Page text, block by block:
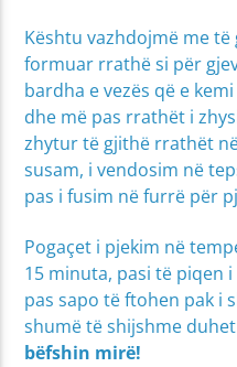
Kështu vazhdojmë me
formuar rrathë si për
bardha e vezës që e
dhe më pas rrathët i
zhytur të gjithë rrathët
susam, i vendosim në
pas i fusim në furrë për
Pogaçet i pjekim në
15 minuta, pasi të piqen
pas sapo të ftohen pak i
shumë të shijshme
bëfshin mirë!